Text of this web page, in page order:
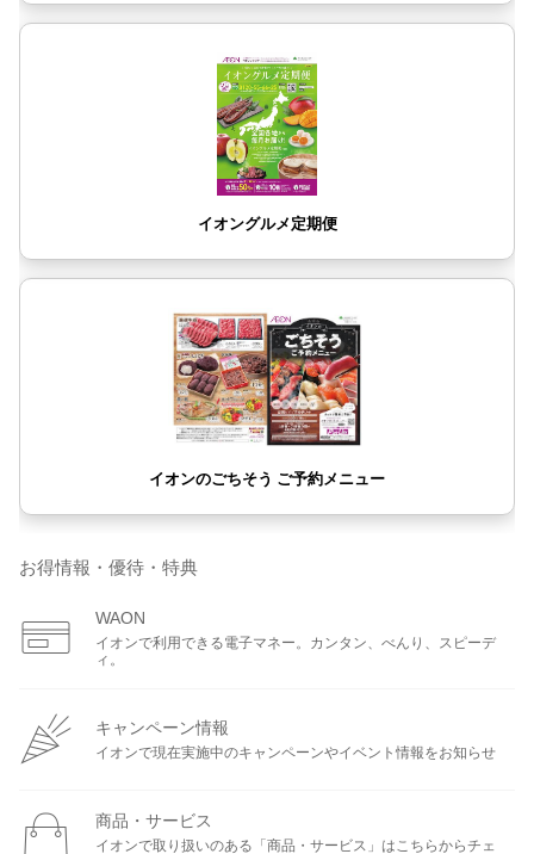
お得情報・優待・特典
WAON
イオンで利用できる電子マネー。カンタン、べんり、スピーデ
ィ。
キャンペーン情報
イオンで現在実施中のキャンペーンやイベント情報をお知らせ
商品・サービス
イオンで取り扱いのある「商品・サービス」はこちらからチェ